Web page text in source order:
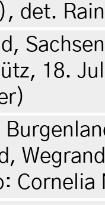
det.
18.
Cornelia